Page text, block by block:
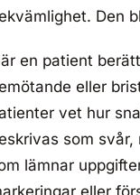
Den
en patient
eller
vet hur
som
lämnar